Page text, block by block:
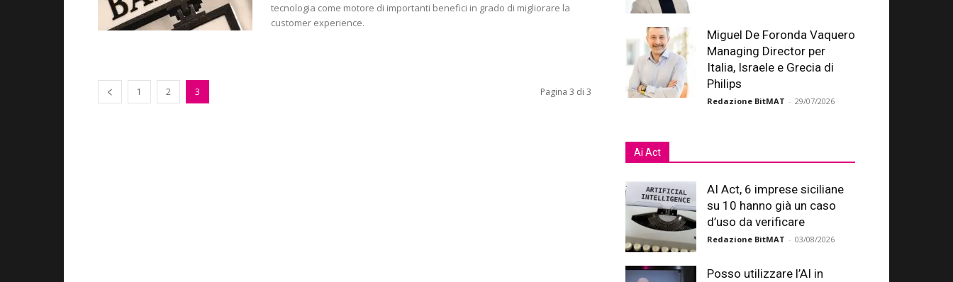
tecnologia come motore di importanti benefici in grado di migliorare la
customer experience.
1 2 3 Pagina 3 di 3
Miguel De Foronda Vaquero
Managing Director per
Italia, Israele e Grecia di
Philips
Redazione BitMAT - 29/07/2026
Ai Act
AI Act, 6 imprese siciliane
su 10 hanno già un caso
d’uso da verificare
Redazione BitMAT - 03/08/2026
Posso utilizzare l’AI in